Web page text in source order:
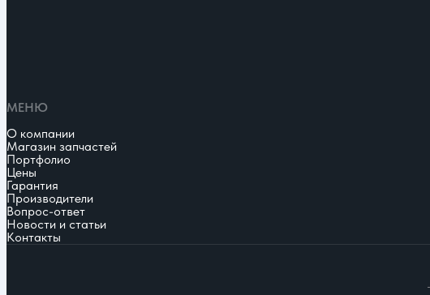
МЕНЮ
О компании
Магазин запчастей
Портфолио
Цены
Гарантия
Производители
Вопрос-ответ
Новости и статьи
Контакты